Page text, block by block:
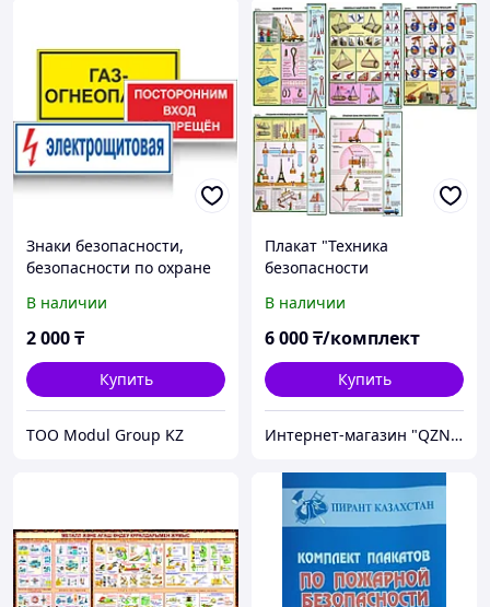
Знаки безопасности,
безопасности по охране
электробезопасности
В наличии
2 000₸
Купить
ТОО Modul Group KZ
Плакат "Техника
безопасности
комплект - 5 плакатов
В наличии
6 000₸/комплект
Купить
Интернет-магазин "QZNAK"